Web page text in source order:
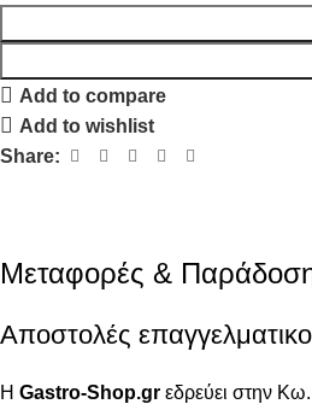
Add to compare
Add to wishlist
Share:
Μεταφορές &
Αποστολές
Η Gastro-Shop.gr εδρεύει στην Κω.